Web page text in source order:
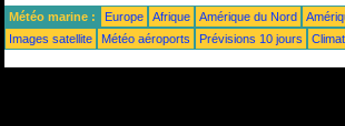
Météo marine : Europe Afrique Amérique du Nord
Images satellite
Météo aéroports Prévisions 10 jours Climat